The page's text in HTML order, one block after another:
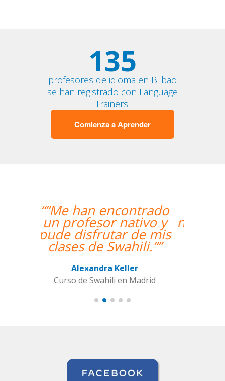
135
profesores de idioma en Bilbao
se han registrado con Language
Trainers.
Comienza a Aprender
“”Hemos realizado
nuestra primera clase y
estamos muy
contentos. Nuestra
mujer encantadora,
que nos ha dado una
clase muy dinámica y
entretenida.””